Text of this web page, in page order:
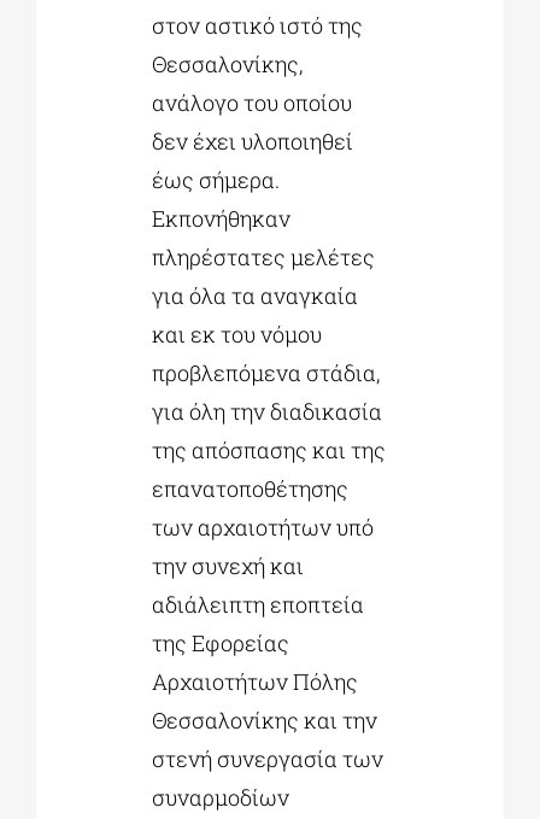
στον αστικό ιστό της
Θεσσαλονίκης,
ανάλογο του οποίου
δεν έχει υλοποιηθεί
έως σήμερα.
Εκπονήθηκαν
πληρέστατες μελέτες
για όλα τα αναγκαία
και εκ του νόμου
προβλεπόμενα στάδια,
για όλη την διαδικασία
της απόσπασης και της
επανατοποθέτησης
των αρχαιοτήτων υπό
την συνεχή και
αδιάλειπτη εποπτεία
της Εφορείας
Αρχαιοτήτων Πόλης
Θεσσαλονίκης και την
στενή συνεργασία των
συναρμοδίων